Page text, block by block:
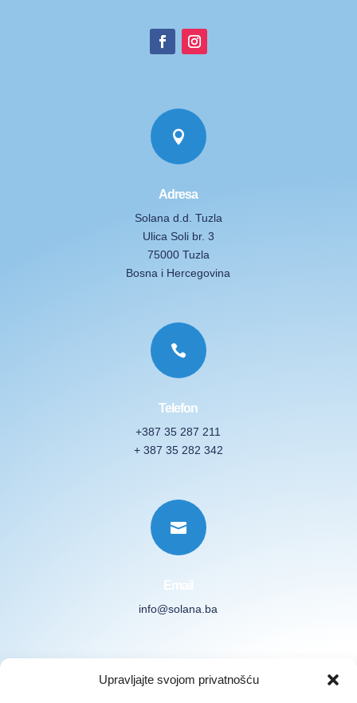
Upravljajte svojom privatnošću

Adresa
Solana d.d. Tuzla
Ulica Soli br. 3
75000 Tuzla
Bosna i Hercegovina

Telefon
+387 35 287 211
+ 387 35 282 342

Email
info@solana.ba